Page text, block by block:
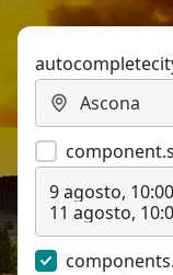
9 agosto, 10:00
11 agosto,